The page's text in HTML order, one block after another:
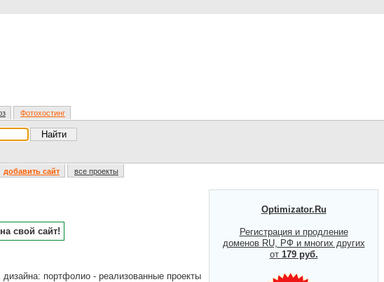
Фотохостинг
добавить сайт все проекты
на свой сайт!
портфолио - реализованные проекты
Optimizator.Ru
Регистрация и продление
доменов RU, РФ и многих других
от 179 руб.